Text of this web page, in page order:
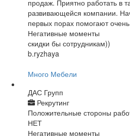
продаж. Приятно работать в
развивающейся компании.
первых порах помогают
Негативные моменты
скидки бы сотрудникам))
b.ryzhaya
Много Мебели
ДАС Групп
Рекрутинг
Положительные стороны
НЕТ
Негативные моменты